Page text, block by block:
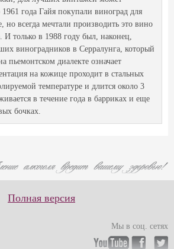
1961 года Гайя покупали виноград для
но всегда мечтали производить это вино
И только в 1988 году был, наконец,
виноградников в Серралунга, который
пьемонтском диалекте означает
на кожице проходит в стальных
температуре и длится около 3
в течение года в барриках и еще
бочках.
Полная версия
Мы в соц. сетях